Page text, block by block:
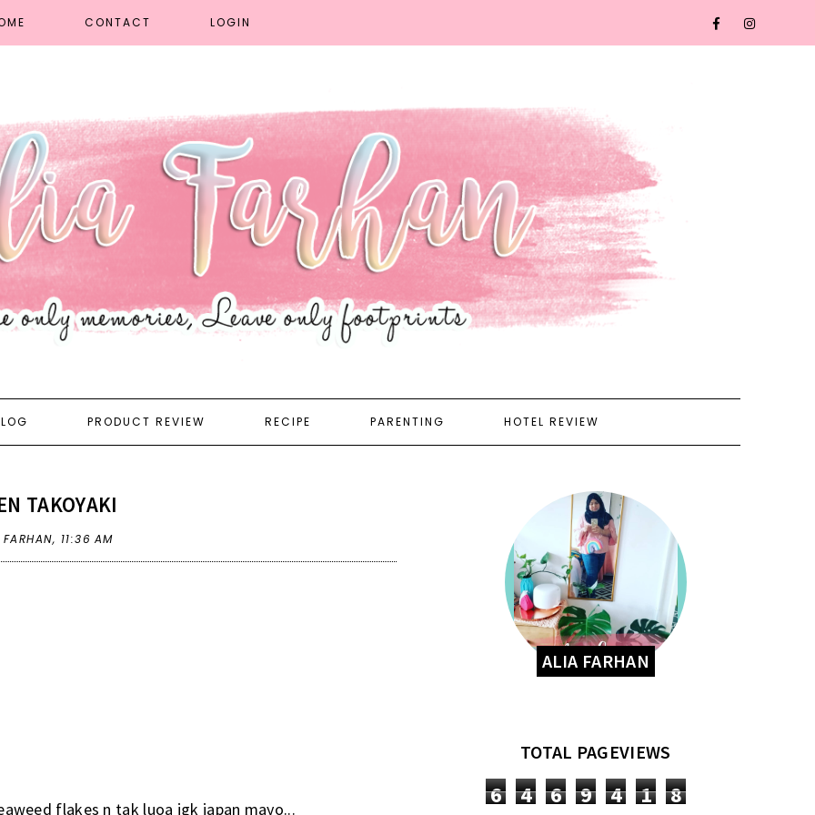
CONTACT LOGIN
PRODUCT REVIEW RECIPE PARENTING HOTEL REVIEW
TAKOYAKI
11:36 AM
flakes n tak luoa jgk japan mayo...
ALIA FARHAN
TOTAL PAGEVIEWS
6 4 6 9 4 1 8